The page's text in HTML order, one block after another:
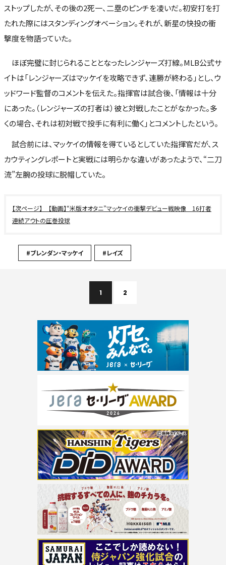
ストップしたが、その後の2死一、二塁のピンチを凌いだ。初安打を打
たれた際にはスタンディングオベーション。それが、新星の快投の衝
撃度を物語っていた。
ほぼ完璧に封じられることとなったレンジャーズ打線。MLB公式サ
イトは「レンジャーズはマッケイを攻略できず、連勝が終わる」とし、ウ
ッドワード監督のコメントを伝えた。指揮官は試合後、「情報は十分
にあった。（レンジャーズの打者は）彼と対戦したことがなかった。多
くの場合、それは初対戦で投手に有利に働く」とコメントしたという。
試合前には、マッケイの情報を得ているとしていた指揮官だが、ス
カウティングレポートと実戦には明らかな違いがあったようで、“二刀
流”左腕の投球に脱帽していた。
【動画】“米版オオタニ”マッケイの衝撃デビュー戦映像 16打者
連続アウトの圧巻投球
#ブレンダン・マッケイ #レイズ
1 2